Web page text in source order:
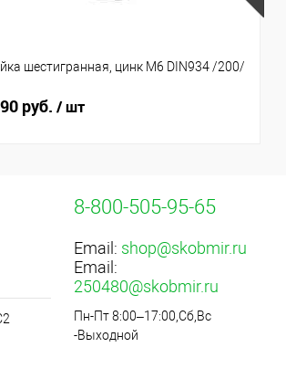
шестигранная, цинк М6 DIN934 /200/
руб. / шт
8-800-505-95-65
Email: shop@skobmir.ru
Email:
250480@skobmir.ru
Пн-Пт 8:00–17:00,Сб,Вс
-Выходной